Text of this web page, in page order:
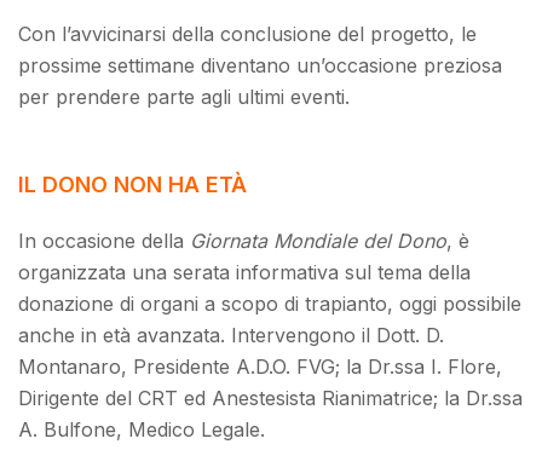
Con l’avvicinarsi della conclusione del progetto, le
prossime settimane diventano un’occasione preziosa
per prendere parte agli ultimi eventi.
IL DONO NON HA ETÀ
In occasione della Giornata Mondiale del Dono, è
organizzata una serata informativa sul tema della
donazione di organi a scopo di trapianto, oggi possibile
anche in età avanzata. Intervengono il Dott. D.
Montanaro, Presidente A.D.O. FVG; la Dr.ssa I. Flore,
Dirigente del CRT ed Anestesista Rianimatrice; la Dr.ssa
A. Bulfone, Medico Legale.